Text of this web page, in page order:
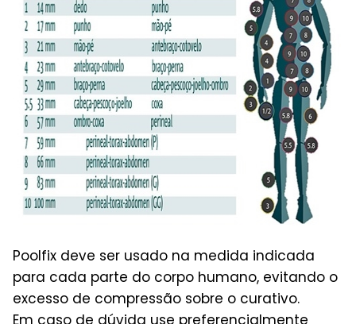
Poolfix deve ser usado na medida indicada
para cada parte do corpo humano, evitando o
excesso de compressão sobre o curativo.
Em caso de dúvida use preferencialmente